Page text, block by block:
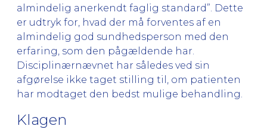
almindelig anerkendt faglig standard”. Dette
er udtryk for, hvad der må forventes af en
almindelig god sundhedsperson med den
erfaring, som den pågældende har.
Disciplinærnævnet har således ved sin
afgørelse ikke taget stilling til, om patienten
har modtaget den bedst mulige behandling.
Klagen